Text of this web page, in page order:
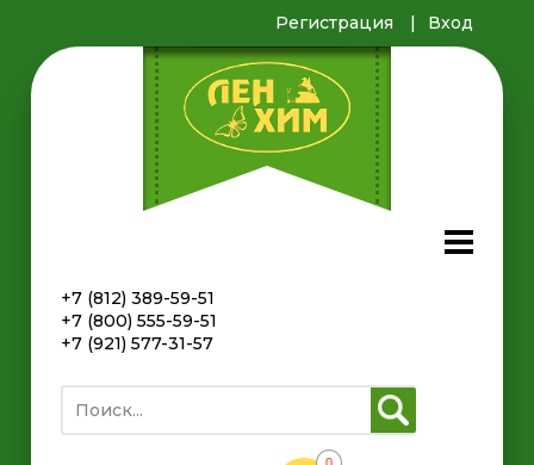
Регистрация Вход
+7 (812) 389-59-51
+7 (800) 555-59-51
+7 (921) 577-31-57